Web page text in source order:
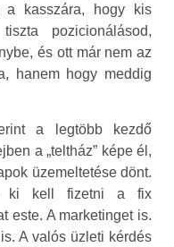
a kasszára, hogy kis
pozicionálásod,
és ott már nem az
hanem hogy meddig
a legtöbb kezdő
a „teltház” képe él,
üzemeltetése dönt.
ki kell fizetni a fix
este. A marketinget is.
A valós üzleti kérdés